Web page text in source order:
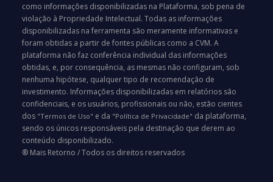
como informações disponibilizadas na Plataforma, sob pena de
violação à Propriedade Intelectual. Todas as informações
disponibilizadas na ferramenta são meramente informativas e
foram obtidas a partir de fontes públicas como a CVM. A
plataforma não faz conferência individual das informações
obtidas, e, por consequência, as mesmas não configuram, sob
nenhuma hipótese, qualquer tipo de recomendação de
investimento. Informações disponibilizadas em relatórios são
confidenciais, e os usuários, profissionais ou não, estão cientes
dos "Termos de Uso" e da "Política de Privacidade" da plataforma,
sendo os únicos responsáveis pela destinação que derem ao
conteúdo disponibilizado.
®️ Mais Retorno / Todos os direitos reservados